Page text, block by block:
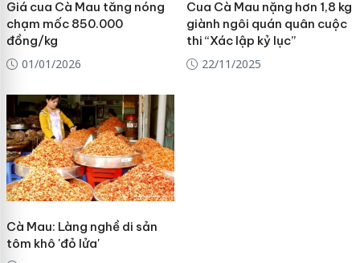
Giá cua Cà Mau tăng nóng
chạm mốc 850.000
đồng/kg
01/01/2026
Cua Cà Mau nặng hơn 1,8 kg
giành ngôi quán quân cuộc
thi “Xác lập kỷ lục”
22/11/2025
Cà Mau: Làng nghề di sản
tôm khô 'đỏ lửa'